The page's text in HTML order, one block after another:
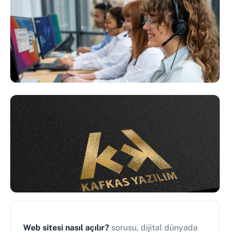
Web sitesi nasıl açılır? sorusu, dijital dünyada